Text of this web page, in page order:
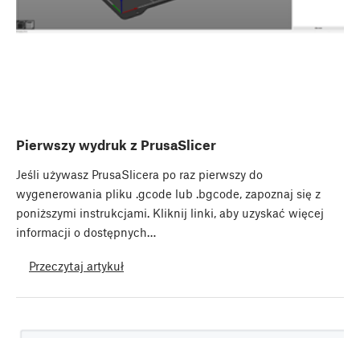
Pierwszy wydruk z PrusaSlicer
Jeśli używasz PrusaSlicera po raz pierwszy do
wygenerowania pliku .gcode lub .bgcode, zapoznaj się z
poniższymi instrukcjami. Kliknij linki, aby uzyskać więcej
informacji o dostępnych…
Przeczytaj artykuł